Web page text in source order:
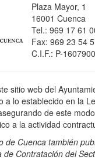
Plaza Mayor, 1
16001 Cuenca
Tel.: 969 17 61
Fax: 969 23 54
C.I.F.: P-
sitio web del
a lo establecido en la
de este
a la actividad
de Cuenca también
de Contratación del